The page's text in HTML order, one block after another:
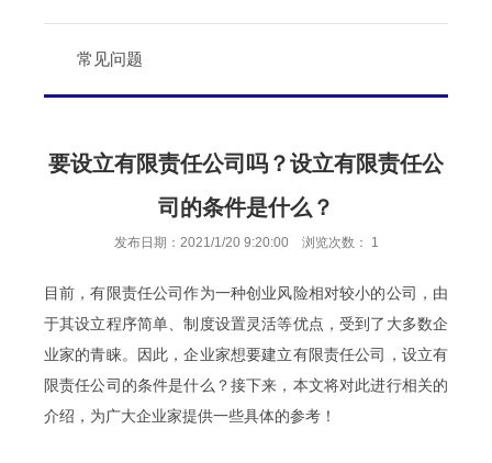
常见问题
要设立有限责任公司吗？设立有限责任公
司的条件是什么？
发布日期：2021/1/20 9:20:00 浏览次数： 1
目前，有限责任公司作为一种创业风险相对较小的公司，由
于其设立程序简单、制度设置灵活等优点，受到了大多数企
业家的青睐。因此，企业家想要建立有限责任公司，设立有
限责任公司的条件是什么？接下来，本文将对此进行相关的
介绍，为广大企业家提供一些具体的参考！